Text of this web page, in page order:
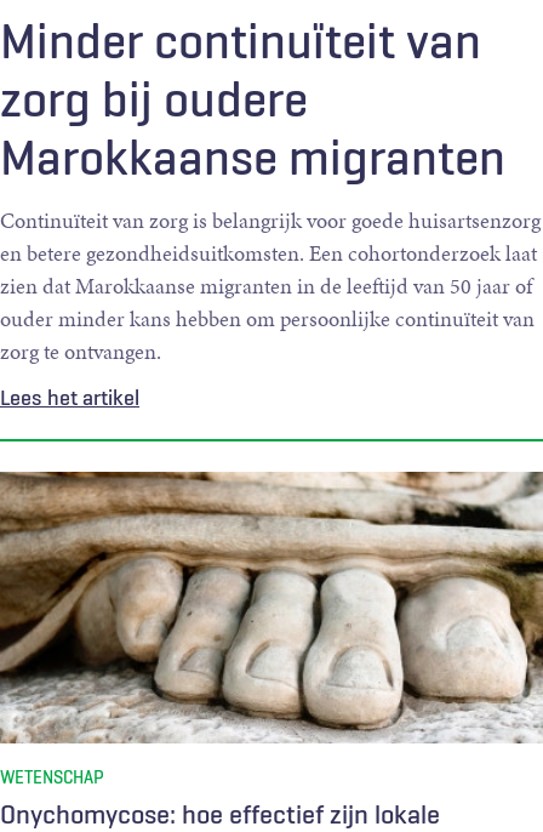
Minder continuïteit van
zorg bij oudere
Marokkaanse migranten
Continuïteit van zorg is belangrijk voor goede huisartsenzorg
en betere gezondheidsuitkomsten. Een cohortonderzoek laat
zien dat Marokkaanse migranten in de leeftijd van 50 jaar of
ouder minder kans hebben om persoonlijke continuïteit van
zorg te ontvangen.
Lees het artikel
Onychomycose: hoe effectief zijn lokale
WETENSCHAP